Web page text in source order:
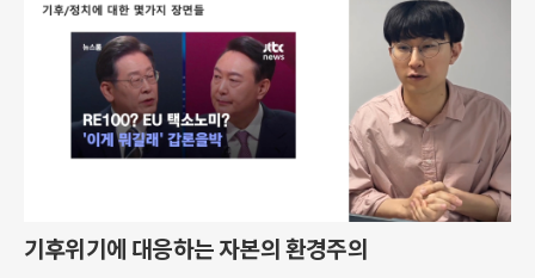
기후위기에 대응하는 자본의 환경주의